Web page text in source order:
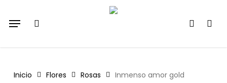
account
Menu
Inicio Flores Rosas Inmenso amor gold